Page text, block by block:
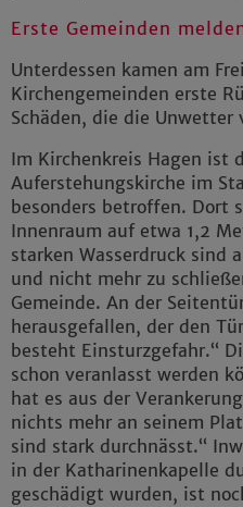
Erste Gemeinden
Unterdessen kamen am
Kirchengemeinden erste
Schäden, die die Unwetter
Im Kirchenkreis Hagen ist
Auferstehungskirche im
besonders betroffen. Dort
Innenraum auf etwa 1,2
starken Wasserdruck sind
und nicht mehr zu
Gemeinde. An der
herausgefallen, der den
besteht Einsturzgefahr.“
schon veranlasst werden
hat es aus der
nichts mehr an seinem
sind stark durchnässt.“
in der Katharinenkapelle
geschädigt wurden, ist